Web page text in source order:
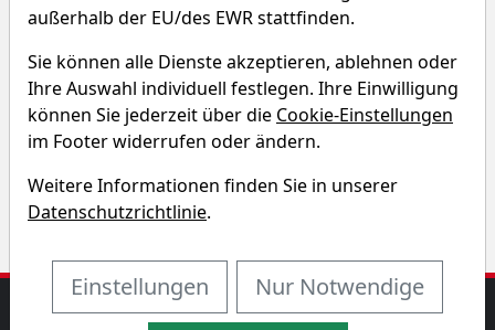
Entdecken Sie auf einen Blick die Performance der
Siltronic Aktie über verschiedene Zeiträume hinweg.
MAGAZINE AKTIEN & MEHR
außerhalb der EU/des EWR stattfinden.
Sie können alle Dienste akzeptieren, ablehnen oder
Ihre Auswahl individuell festlegen. Ihre Einwilligung
können Sie jederzeit über die Cookie-Einstellungen
im Footer widerrufen oder ändern.
Weitere Informationen finden Sie in unserer
Datenschutzrichtlinie.
Einstellungen Nur Notwendige